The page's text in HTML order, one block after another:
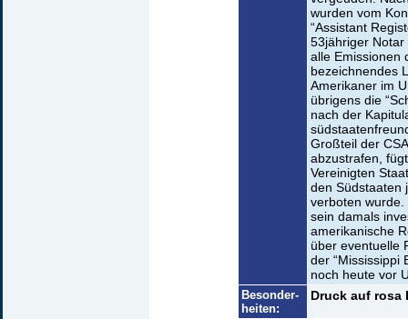
wurden vom
“Assistant
53jähriger Notar
alle Emissionen
bezeichnendes
Amerikaner im
übrigens die
nach der
Großteil der
abzustrafen,
Vereinigten
den Südstaaten
verboten wurde.
sein damals
amerikanische
über eventuelle
der “Mississippi
noch heute vor
Besonder-
heiten:
Druck auf rosa